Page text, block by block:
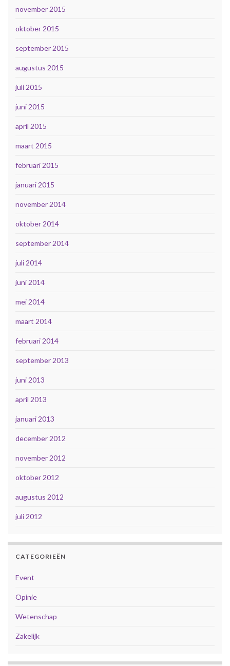
november 2015
oktober 2015
september 2015
augustus 2015
juli 2015
juni 2015
april 2015
maart 2015
februari 2015
januari 2015
november 2014
oktober 2014
september 2014
juli 2014
juni 2014
mei 2014
maart 2014
februari 2014
september 2013
juni 2013
april 2013
januari 2013
december 2012
november 2012
oktober 2012
augustus 2012
juli 2012
CATEGORIEËN
Event
Opinie
Wetenschap
Zakelijk